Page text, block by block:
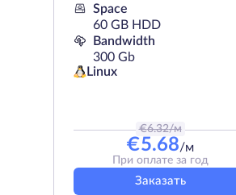
Space
60 GB HDD
Bandwidth
300 Gb
Linux
€6.32/м
€5.68/м
При оплате за год
Заказать